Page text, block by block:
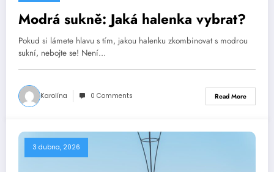
Modrá sukně: Jaká halenka vybrat?
Pokud si lámete hlavu s tím, jakou halenku zkombinovat s modrou
sukní, nebojte se! Není…
Karolína 0 Comments Read More
3 dubna, 2026